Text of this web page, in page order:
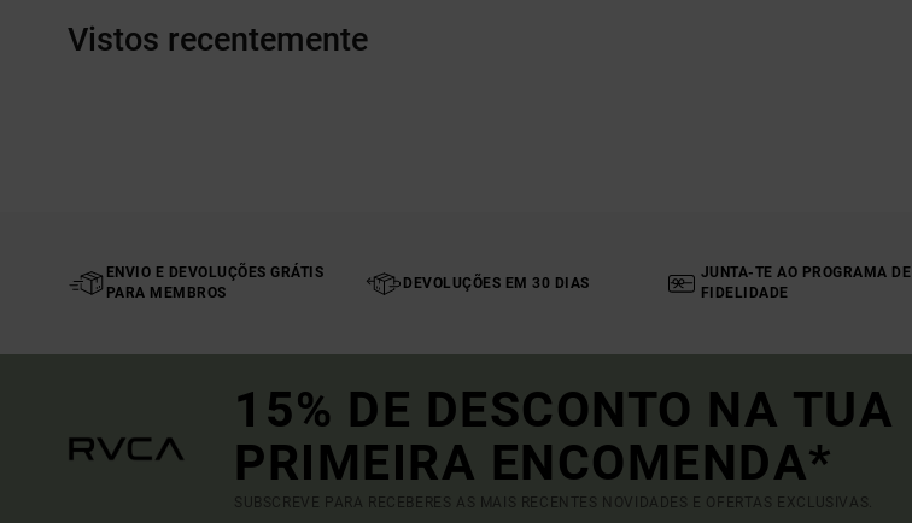
Vistos recentemente
ENVIO E DEVOLUÇÕES GRÁTIS
PARA MEMBROS
DEVOLUÇÕES EM 30 DIAS
JUNTA-TE AO PROGRAMA DE
FIDELIDADE
15% DE DESCONTO NA TUA
PRIMEIRA ENCOMENDA*
SUBSCREVE PARA RECEBERES AS MAIS RECENTES NOVIDADES E OFERTAS EXCLUSIVAS.